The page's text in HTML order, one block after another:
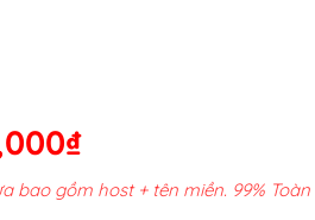
₫Giá
hiện
tại
bao gồm host + tên miền. 99%